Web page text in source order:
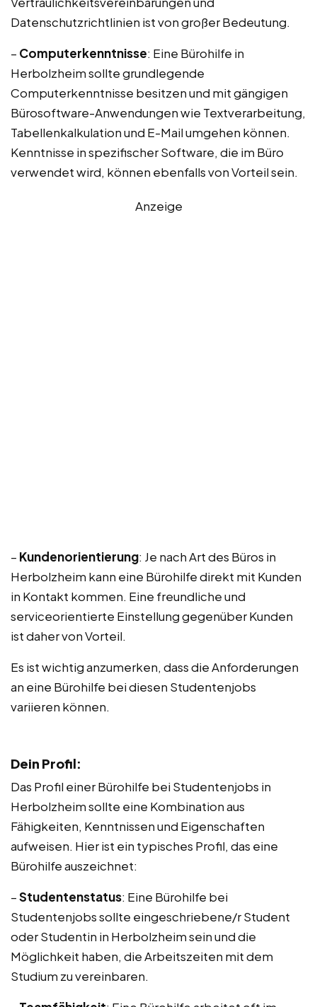
Datenschutzrichtlinien ist von großer Bedeutung.
– Computerkenntnisse: Eine Bürohilfe in
Herbolzheim sollte grundlegende
Computerkenntnisse besitzen und mit gängigen
Bürosoftware-Anwendungen wie Textverarbeitung,
Tabellenkalkulation und E-Mail umgehen können.
Kenntnisse in spezifischer Software, die im Büro
verwendet wird, können ebenfalls von Vorteil sein.
Anzeige
– Kundenorientierung: Je nach Art des Büros in
Herbolzheim kann eine Bürohilfe direkt mit Kunden
in Kontakt kommen. Eine freundliche und
serviceorientierte Einstellung gegenüber Kunden
ist daher von Vorteil.
Es ist wichtig anzumerken, dass die Anforderungen
an eine Bürohilfe bei diesen Studentenjobs
variieren können.
Dein Profil:
Das Profil einer Bürohilfe bei Studentenjobs in
Herbolzheim sollte eine Kombination aus
Fähigkeiten, Kenntnissen und Eigenschaften
aufweisen. Hier ist ein typisches Profil, das eine
Bürohilfe auszeichnet:
–Studentenstatus: Eine Bürohilfe bei
Studentenjobs sollte eingeschriebene/r Student
oder Studentin in Herbolzheim sein und die
Möglichkeit haben, die Arbeitszeiten mit dem
Studium zu vereinbaren.